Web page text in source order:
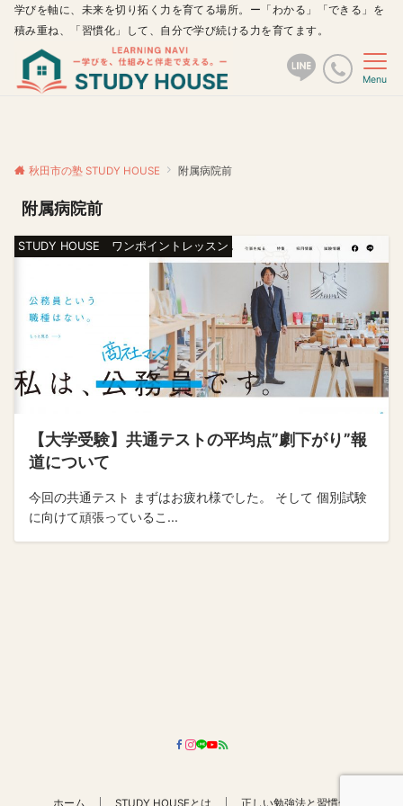
学びを軸に、未来を切り拓く力を育てる場所。ー「わかる」「できる」を
積み重ね、「習慣化」して、自分で学び続ける力を育てます。
Menu
秋田市の塾 STUDY HOUSE 附属病院前
附属病院前
STUDY HOUSE ワンポイントレッスン
【大学受験】共通テストの平均点”劇下がり”報
道について
今回の共通テスト まずはお疲れ様でした。 そして 個別試験
に向けて頑張っているこ...
ホーム STUDY HOUSEとは 正しい勉強法と習慣化